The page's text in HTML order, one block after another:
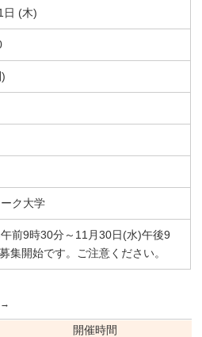
日 (木)
ク大学
前9時30分～11月30日(水)午後9
開始です。ご注意ください。
→
開催時間